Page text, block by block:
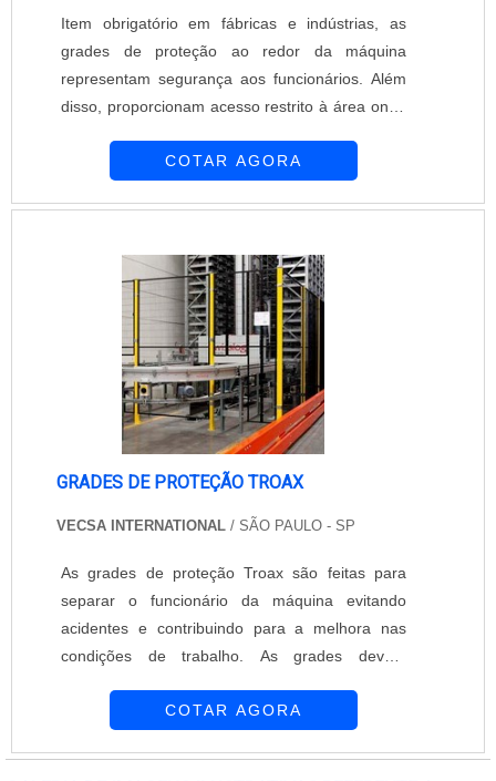
Item obrigatório em fábricas e indústrias, as
grades de proteção ao redor da máquina
representam segurança aos funcionários. Além
disso, proporcionam acesso restrito à área onde
paradas durante a produção. A instalação de
a operação e acesso seguro de máquinas e
equipamentos. Obriga....
COTAR AGORA
GRADES DE PROTEÇÃO TROAX
VECSA INTERNATIONAL / SÃO PAULO - SP
As grades de proteção Troax são feitas para
separar o funcionário da máquina evitando
acidentes e contribuindo para a melhora nas
condições de trabalho. As grades devem
trabalho, que regula o sistema de segurança
COTAR AGORA